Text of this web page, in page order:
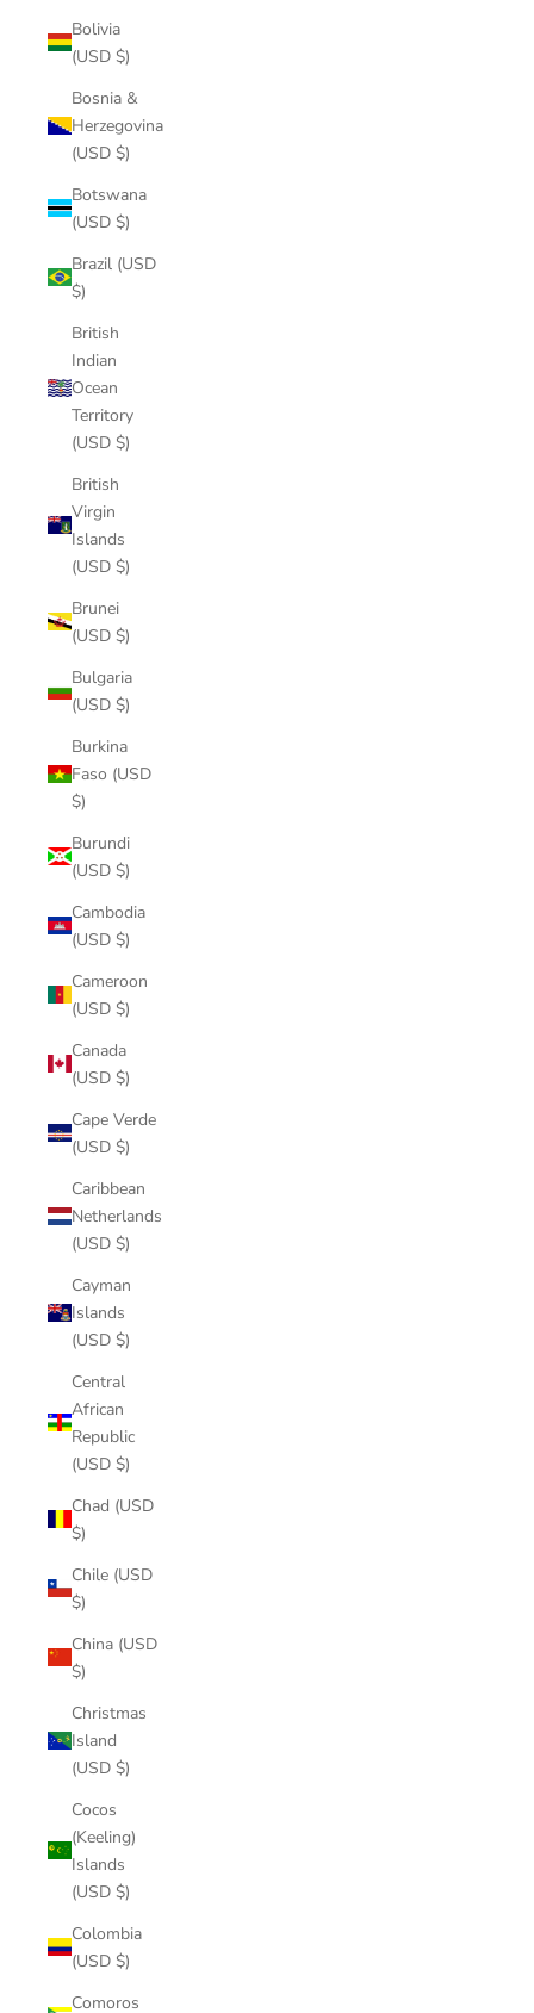
Bolivia
(USD $)
Bosnia &
Herzegovina
(USD $)
Botswana
(USD $)
Brazil (USD
$)
British
Indian
Ocean
Territory
(USD $)
British
Virgin
Islands
(USD $)
Brunei
(USD $)
Bulgaria
(USD $)
Burkina
Faso (USD
$)
Burundi
(USD $)
Cambodia
(USD $)
Cameroon
(USD $)
Canada
(USD $)
Cape Verde
(USD $)
Caribbean
Netherlands
(USD $)
Cayman
Islands
(USD $)
Central
African
Republic
(USD $)
Chad (USD
$)
Chile (USD
$)
China (USD
$)
Christmas
Island
(USD $)
Cocos
(Keeling)
Islands
(USD $)
Colombia
(USD $)
Comoros